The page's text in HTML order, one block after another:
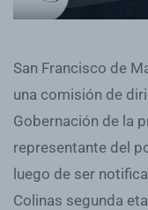
San Francisco de
una comisión de
Gobernación de la
representante del
luego de ser
Colinas segunda